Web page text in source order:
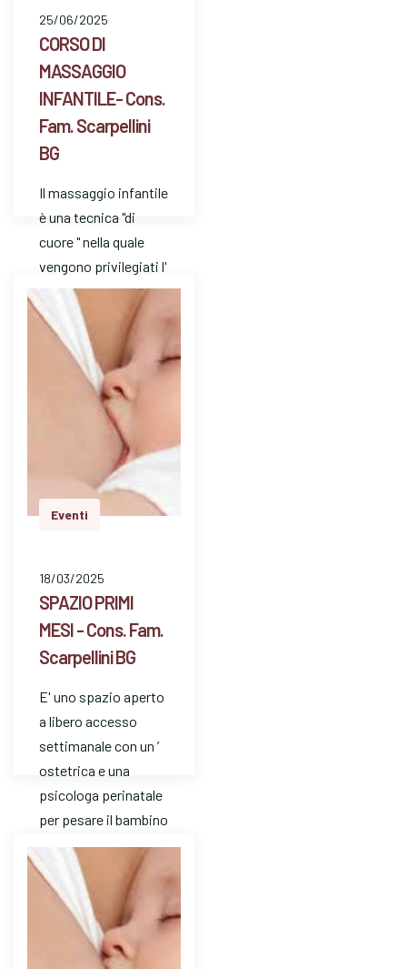
25/06/2025
CORSO DI
MASSAGGIO
INFANTILE- Cons.
Fam. Scarpellini
BG
Il massaggio infantile
è una tecnica "di
cuore " nella quale
vengono privilegiati l'
ascolto e l'
attenzione. E' un
mezzo…
Eventi
18/03/2025
SPAZIO PRIMI
MESI - Cons. Fam.
Scarpellini BG
E' uno spazio aperto
a libero accesso
settimanale con un ’
ostetrica e una
psicologa perinatale
per pesare il bambino
e avere risposte a
dom…